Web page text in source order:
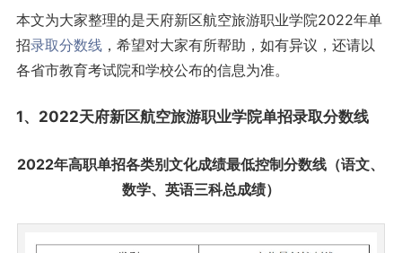
本文为大家整理的是天府新区航空旅游职业学院2022年单
招录取分数线，希望对大家有所帮助，如有异议，还请以
各省市教育考试院和学校公布的信息为准。
1、2022天府新区航空旅游职业学院单招录取分数线
2022年高职单招各类别文化成绩最低控制分数线（语文、
数学、英语三科总成绩）